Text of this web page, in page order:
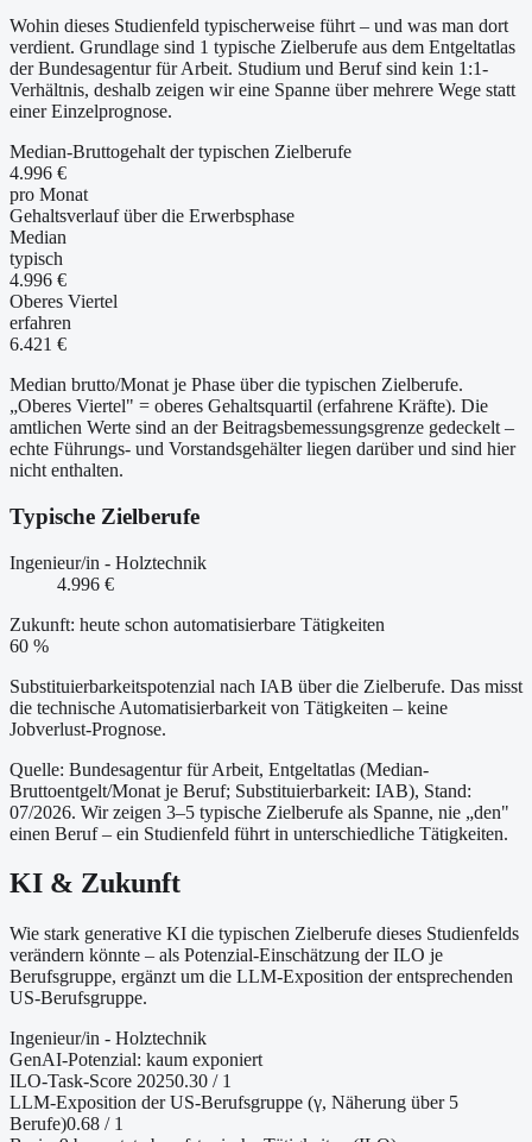
Wohin dieses Studienfeld typischerweise führt – und was man dort
verdient. Grundlage sind 1 typische Zielberufe aus dem Entgeltatlas
der Bundesagentur für Arbeit. Studium und Beruf sind kein 1:1-
Verhältnis, deshalb zeigen wir eine Spanne über mehrere Wege statt
einer Einzelprognose.
Median-Bruttogehalt der typischen Zielberufe
4.996 €
pro Monat
Gehaltsverlauf über die Erwerbsphase
Median
typisch
4.996 €
Oberes Viertel
erfahren
6.421 €
Median brutto/Monat je Phase über die typischen Zielberufe.
„Oberes Viertel" = oberes Gehaltsquartil (erfahrene Kräfte). Die
amtlichen Werte sind an der Beitragsbemessungsgrenze gedeckelt –
echte Führungs- und Vorstandsgehälter liegen darüber und sind hier
nicht enthalten.
Typische Zielberufe
Ingenieur/in - Holztechnik
4.996 €
Zukunft: heute schon automatisierbare Tätigkeiten
60 %
Substituierbarkeitspotenzial nach IAB über die Zielberufe. Das misst
die technische Automatisierbarkeit von Tätigkeiten – keine
Jobverlust-Prognose.
Quelle: Bundesagentur für Arbeit, Entgeltatlas (Median-
Bruttoentgelt/Monat je Beruf; Substituierbarkeit: IAB), Stand:
07/2026. Wir zeigen 3–5 typische Zielberufe als Spanne, nie „den"
einen Beruf – ein Studienfeld führt in unterschiedliche Tätigkeiten.
KI & Zukunft
Wie stark generative KI die typischen Zielberufe dieses Studienfelds
verändern könnte – als Potenzial-Einschätzung der ILO je
Berufsgruppe, ergänzt um die LLM-Exposition der entsprechenden
US-Berufsgruppe.
Ingenieur/in - Holztechnik
GenAI-Potenzial: kaum exponiert
ILO-Task-Score 20250.30 / 1
LLM-Exposition der US-Berufsgruppe (γ, Näherung über 5
Berufe)0.68 / 1